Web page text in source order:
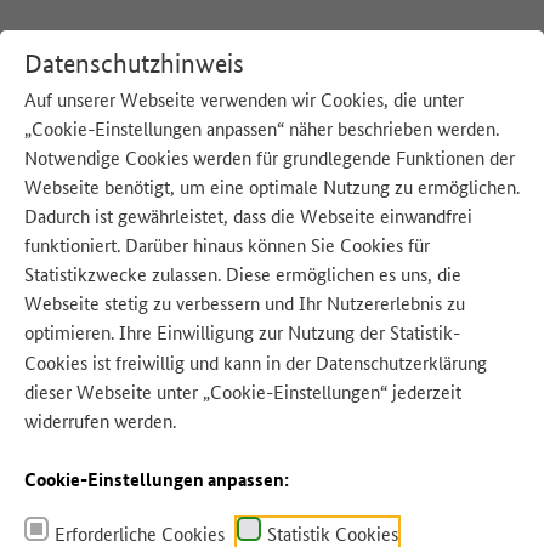
Datenschutzhinweis
Auf unserer Webseite verwenden wir Cookies, die unter
„Cookie-Einstellungen anpassen“ näher beschrieben werden.
Notwendige Cookies werden für grundlegende Funktionen der
Webseite benötigt, um eine optimale Nutzung zu ermöglichen.
Dadurch ist gewährleistet, dass die Webseite einwandfrei
funktioniert. Darüber hinaus können Sie Cookies für
Statistikzwecke zulassen. Diese ermöglichen es uns, die
Webseite stetig zu verbessern und Ihr Nutzererlebnis zu
optimieren. Ihre Einwilligung zur Nutzung der Statistik-
Cookies ist freiwillig und kann in der Datenschutzerklärung
dieser Webseite unter „Cookie-Einstellungen“ jederzeit
widerrufen werden.
Cookie-Einstellungen anpassen:
Erforderliche Cookies Statistik Cookies
:Startseite Tipps für zu Hause Gut planen